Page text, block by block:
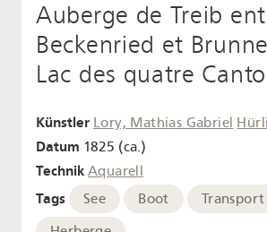
Auberge de Treib
Beckenried et
Lac des quatre
Künstler Lory, Mathias Gabriel
Datum 1825 (ca.)
Technik Aquarell
Tags See Boot
Transport